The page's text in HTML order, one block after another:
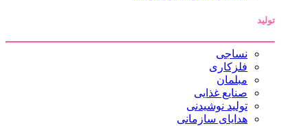
تولید
نساجی
فلزکاری
مبلمان
صنایع غذایی
تولید نوشیدنی
هدایای سازمانی